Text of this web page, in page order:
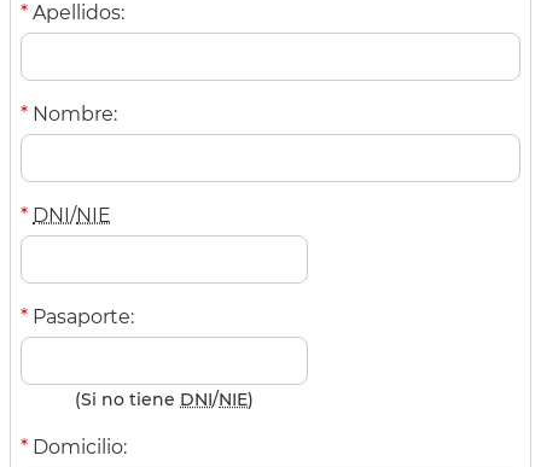
* Apellidos:
* Nombre:
* DNI /NIE
* Pasaporte:
(Si no tiene DNI/NIE)
* Domicilio: